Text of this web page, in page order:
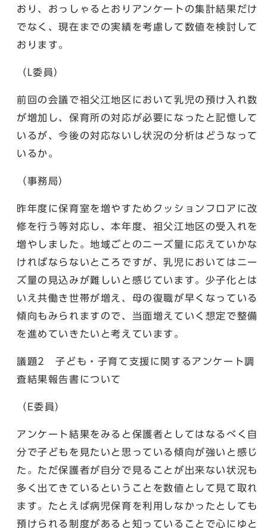
おり、おっしゃるとおりアンケートの集計結果だけ
でなく、現在までの実績を考慮して数値を検討して
おります。
（L委員）
前回の会議で祖父江地区において乳児の預け入れ数
が増加し、保育所の対応が必要になったと記憶して
いるが、今後の対応ないし状況の分析はどうなって
いるか。
（事務局）
昨年度に保育室を増やすためクッションフロアに改
修を行う等対応し、本年度、祖父江地区の受入れを
増やしました。地域ごとのニーズ量に応えていかな
ければならないところですが、乳児においてはニー
ズ量の見込みが難しいと感じています。少子化とは
いえ共働き世帯が増え、母の復職が早くなっている
傾向もみられますので、当面増えていく想定で整備
を進めていきたいと考えています。
議題2 子ども・子育て支援に関するアンケート調
査結果報告書について
（E委員）
アンケート結果をみると保護者としてはなるべく自
分で子どもを見たいと思っている傾向が強いと感じ
た。ただ保護者が自分で見ることが出来ない状況も
多く出てきているということを数値として見て取れ
ます。たとえば病児保育を利用しなかったとしても
預けられる制度があると知っていることで心にゆと